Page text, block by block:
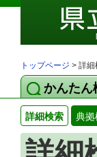
トップページ > 詳細
かんたん
詳細検索 典拠